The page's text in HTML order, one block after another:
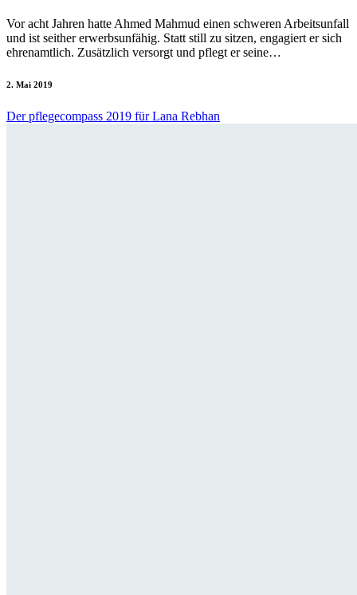
Vor acht Jahren hatte Ahmed Mahmud einen schweren Arbeitsunfall
und ist seither erwerbsunfähig. Statt still zu sitzen, engagiert er sich
ehrenamtlich. Zusätzlich versorgt und pflegt er seine…
2. Mai 2019
Der pflegecompass 2019 für Lana Rebhan